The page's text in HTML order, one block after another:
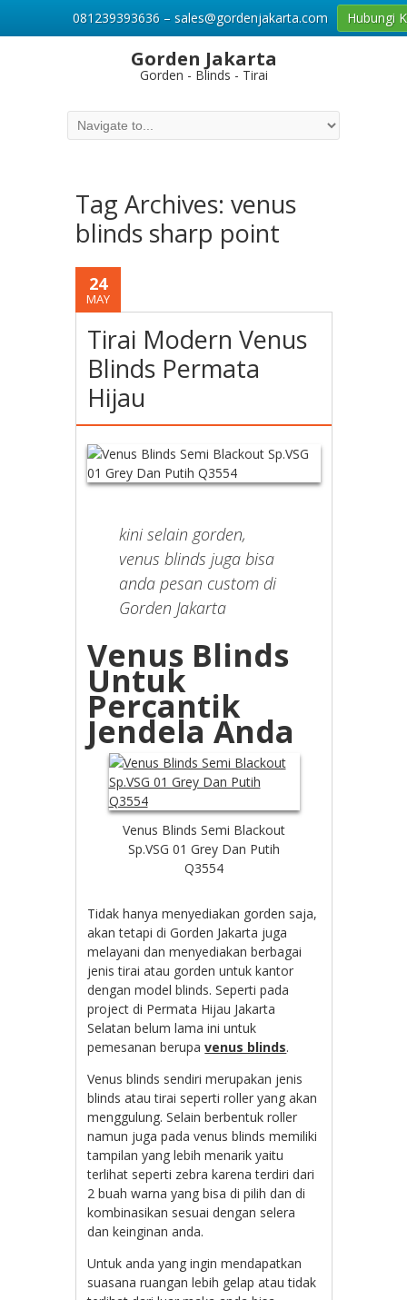
Gorden Jakarta
Gorden - Blinds - Tirai
Tag Archives: venus
blinds sharp point
24
MAY
Tirai Modern Venus
Blinds Permata
Hijau
kini selain gorden,
venus blinds juga bisa
anda pesan custom di
Gorden Jakarta
Venus Blinds
Untuk
Percantik
Jendela Anda
Venus Blinds Semi Blackout
Sp.VSG 01 Grey Dan Putih
Q3554
Tidak hanya menyediakan gorden saja,
akan tetapi di Gorden Jakarta juga
melayani dan menyediakan berbagai
jenis tirai atau gorden untuk kantor
dengan model blinds. Seperti pada
project di Permata Hijau Jakarta
Selatan belum lama ini untuk
pemesanan berupavenus blinds.
Venus blinds sendiri merupakan jenis
blinds atau tirai seperti roller yang akan
menggulung. Selain berbentuk roller
namun juga pada venus blinds memiliki
tampilan yang lebih menarik yaitu
terlihat seperti zebra karena terdiri dari
2 buah warna yang bisa di pilih dan di
kombinasikan sesuai dengan selera
dan keinginan anda.
Untuk anda yang ingin mendapatkan
suasana ruangan lebih gelap atau tidak
081239393636 – sales@gordenjakarta.com Hubungi